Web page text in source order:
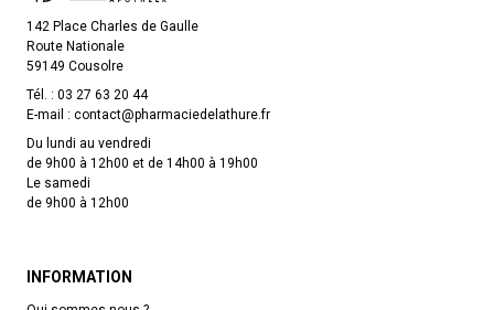
142 Place Charles de Gaulle
Route Nationale
59149 Cousolre
Tél. : 03 27 63 20 44
E-mail : contact@pharmaciedelathure.fr
Du lundi au vendredi
de 9h00 à 12h00 et de 14h00 à 19h00
Le samedi
de 9h00 à 12h00
INFORMATION